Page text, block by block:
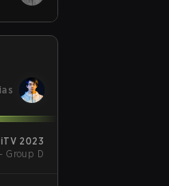
2023
Group D